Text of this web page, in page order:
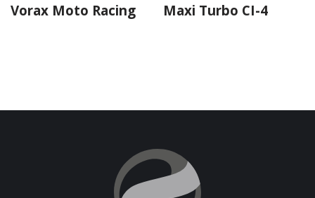
Vorax Moto Racing Maxi Turbo CI-4